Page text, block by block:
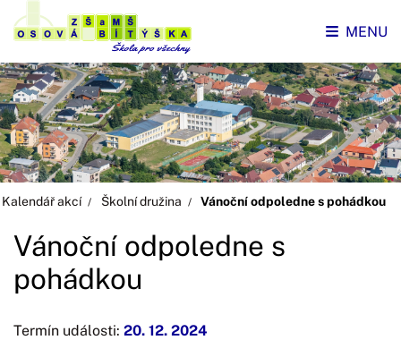
MENU
Kalendář akcí Školní družina Vánoční odpoledne s pohádkou
Vánoční odpoledne s
pohádkou
Termín události: 20. 12. 2024